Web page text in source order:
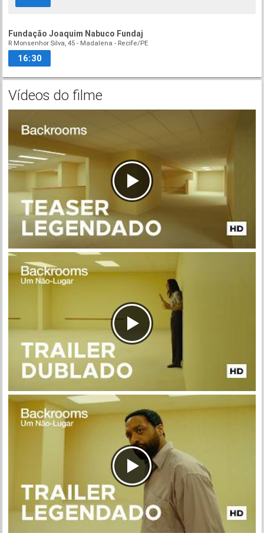
Fundação Joaquim Nabuco Fundaj
R Monsenhor Silva, 45 - Madalena - Recife/PE
16:30
Vídeos do filme